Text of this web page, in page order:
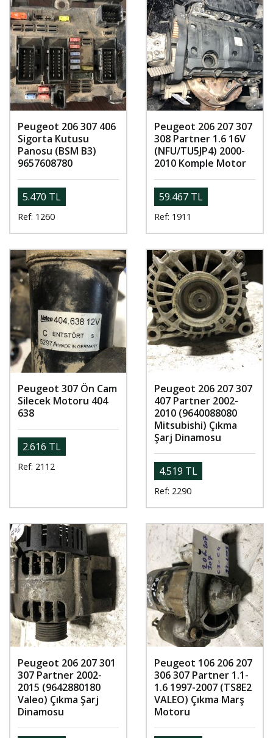
Peugeot 206 307 406
Sigorta Kutusu
Panosu (BSM B3)
9657608780
5.470 TL
Ref: 1260
Peugeot 206 207 307
308 Partner 1.6 16V
(NFU/TU5JP4) 2000-
2010 Komple Motor
59.467 TL
Ref: 1911
Peugeot 307 Ön Cam
Silecek Motoru 404
638
2.616 TL
Ref: 2112
Peugeot 206 207 307
407 Partner 2002-
2010 (9640088080
Mitsubishi) Çıkma
Şarj Dinamosu
4.519 TL
Ref: 2290
Peugeot 206 207 301
307 Partner 2002-
2015 (9642880180
Valeo) Çıkma Şarj
Dinamosu
Peugeot 106 206 207
306 307 Partner 1.1-
1.6 1997-2007 (TS8E2
VALEO) Çıkma Marş
Motoru